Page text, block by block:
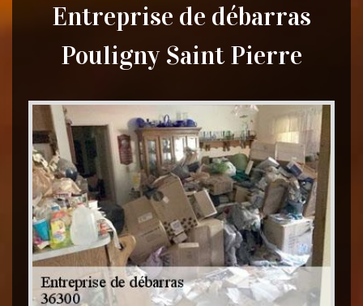
Entreprise de débarras
Pouligny Saint Pierre